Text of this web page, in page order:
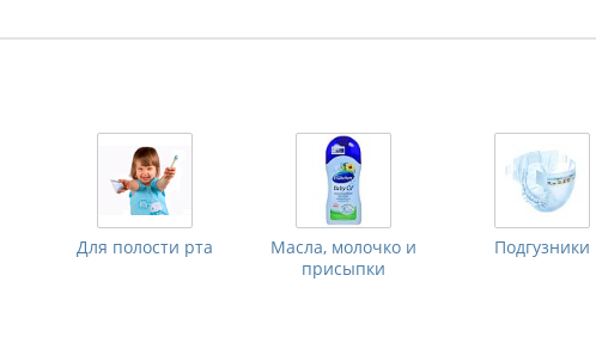
Для полости рта
Масла, молочко и
присыпки
Подгузники